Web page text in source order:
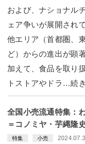
および、ナショナル
ェア争いが展開され
他エリア（首都圏、
ど）からの進出が顕
加えて、食品を取り
トストアやドラ…続
全国小売流通特集：
＝コノミヤ・芋縄隆
特集 小売